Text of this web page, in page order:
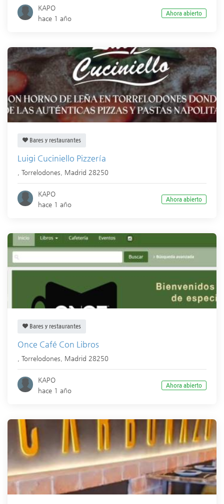
KAPO
hace 1 año
Ahora abierto
Bares y restaurantes
Luigi Cuciniello Pizzería
Torrelodones Madrid 28250
KAPO
hace 1 año
Ahora abierto
Bares y restaurantes
Once Café Con Libros
Torrelodones Madrid 28250
KAPO
hace 1 año
Ahora abierto